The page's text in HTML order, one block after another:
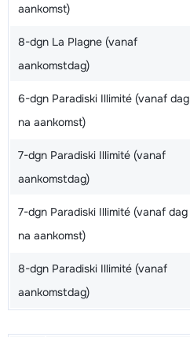
aankomst)
8-dgn La Plagne (vanaf
aankomstdag)
6-dgn Paradiski Illimité (vanaf dag
na aankomst)
7-dgn Paradiski Illimité (vanaf
aankomstdag)
7-dgn Paradiski Illimité (vanaf dag
na aankomst)
8-dgn Paradiski Illimité (vanaf
aankomstdag)